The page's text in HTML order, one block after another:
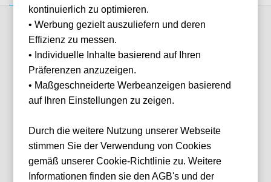
Verfügbare Kategorien (0)
Wir haben derzeit keine Tickets für diese Veranstaltung
verfügbar, aber keine Sorge! Sie können eine Ticket-
Anfrage stellen und wir kontaktieren Sie, sobald Tickets
verfügbar werden oder helfen Ihnen bei der Suche nach
kontinuierlich zu optimieren.
• Werbung gezielt auszuliefern und deren
Effizienz zu messen.
• Individuelle Inhalte basierend auf Ihren
Präferenzen anzuzeigen.
• Maßgeschneiderte Werbeanzeigen basierend
auf Ihren Einstellungen zu zeigen.
Durch die weitere Nutzung unserer Webseite
stimmen Sie der Verwendung von Cookies
gemäß unserer Cookie-Richtlinie zu. Weitere
Informationen finden sie den AGB's und der